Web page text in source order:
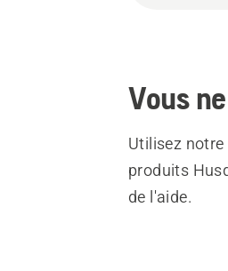
Vous
Utilisez
produits
de l'aide.